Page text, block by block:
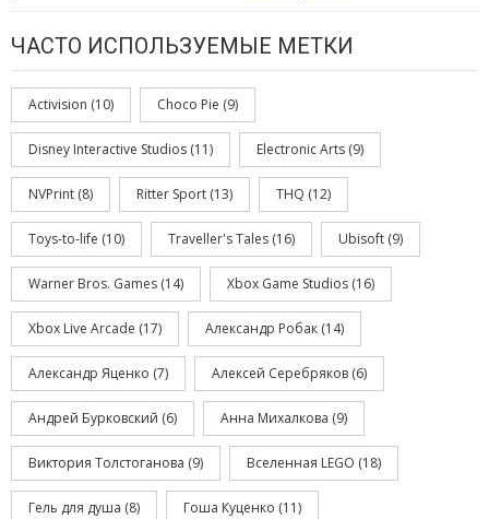
ЧАСТО ИСПОЛЬЗУЕМЫЕ МЕТКИ
Activision (10) Choco Pie (9)
Disney Interactive Studios (11) Electronic Arts (9)
NVPrint (8) Ritter Sport (13) THQ (12)
Toys-to-life (10) Traveller's Tales (16) Ubisoft (9)
Warner Bros. Games (14) Xbox Game Studios (16)
Xbox Live Arcade (17) Александр Робак (14)
Александр Яценко (7) Алексей Серебряков (6)
Андрей Бурковский (6) Анна Михалкова (9)
Виктория Толстоганова (9) Вселенная LEGO (18)
Гель для душа (8) Гоша Куценко (11)